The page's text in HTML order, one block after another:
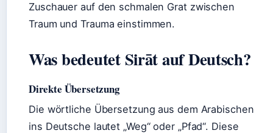
Zuschauer auf den schmalen Grat zwischen
Traum und Trauma einstimmen.
Was bedeutet Sirāt auf Deutsch?
Direkte Übersetzung
Die wörtliche Übersetzung aus dem Arabischen
ins Deutsche lautet „Weg“ oder „Pfad“. Diese